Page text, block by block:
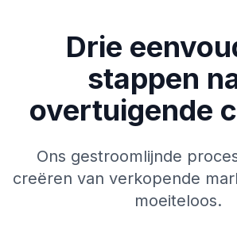
Drie
stappen
overtuigende
Ons gestroomlijnde
creëren van verkopende
moeiteloos.